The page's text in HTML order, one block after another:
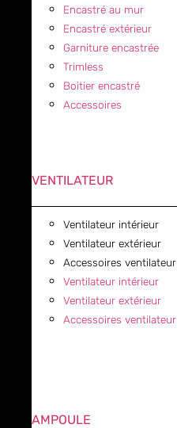
Encastré au mur
Encastré extérieur
Garniture encastrée
Trimless
Boitier encastré
Accessoires
VENTILATEUR
Ventilateur intérieur
Ventilateur extérieur
Accessoires ventilateur
Ventilateur intérieur
Ventilateur extérieur
Accessoires ventilateur
AMPOULE